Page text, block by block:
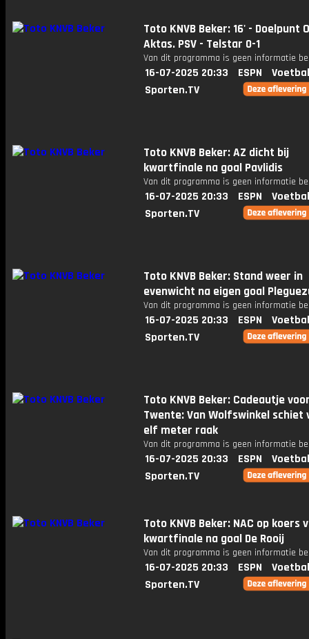
Toto KNVB Beker: 16' - Doelpunt
Aktas. PSV - Telstar 0-1
Van dit programma is geen informatie
16-07-2025 20:33 ESPN
Sporten.TV
Toto KNVB Beker: AZ dicht bij
kwartfinale na goal Pavlidis
Van dit programma is geen informatie
16-07-2025 20:33 ESPN
Sporten.TV
Toto KNVB Beker: Stand weer in
evenwicht na eigen goal
Van dit programma is geen informatie
16-07-2025 20:33 ESPN
Sporten.TV
Toto KNVB Beker: Cadeautje
Twente: Van Wolfswinkel schiet
elf meter raak
Van dit programma is geen informatie
16-07-2025 20:33 ESPN
Sporten.TV
Toto KNVB Beker: NAC op koers
kwartfinale na goal De Rooij
Van dit programma is geen informatie
16-07-2025 20:33 ESPN
Sporten.TV